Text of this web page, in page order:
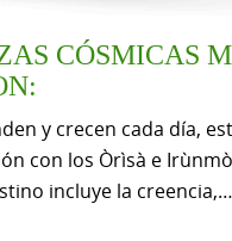
CÓSMICAS
y crecen cada día,
con los Òrìsà e
incluye la creencia,…